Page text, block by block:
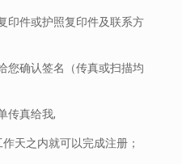
印件或护照复印件及联系方
您确认签名（传真或扫描均
传真给我,
天之内就可以完成注册；